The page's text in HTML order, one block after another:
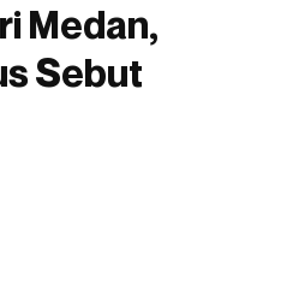
Medan,
Sebut